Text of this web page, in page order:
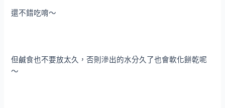
還不錯吃唷～
但鹹食也不要放太久，否則滲出的水分久了也會軟化餅乾呢
～